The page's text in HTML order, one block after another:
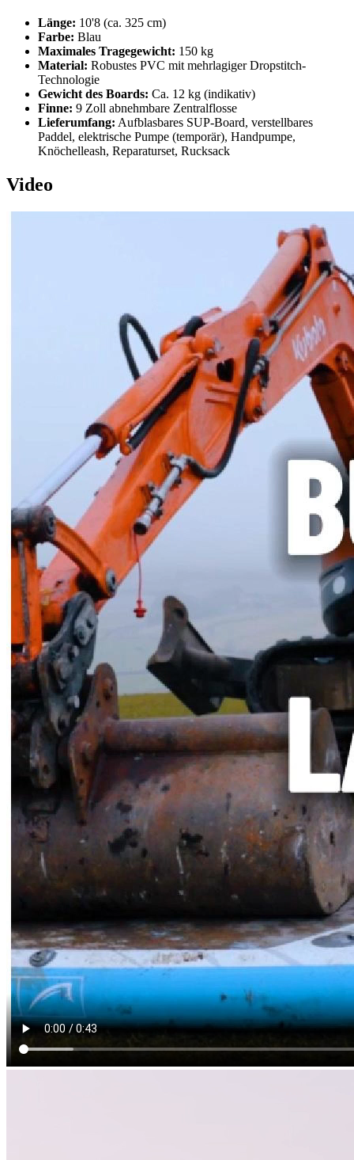
Länge: 10'8 (ca. 325 cm)
Farbe: Blau
Maximales Tragegewicht: 150 kg
Material: Robustes PVC mit mehrlagiger Dropstitch-
Technologie
Gewicht des Boards: Ca. 12 kg (indikativ)
Finne: 9 Zoll abnehmbare Zentralflosse
Lieferumfang: Aufblasbares SUP-Board, verstellbares
Paddel, elektrische Pumpe (temporär), Handpumpe,
Knöchelleash, Reparaturset, Rucksack
Video